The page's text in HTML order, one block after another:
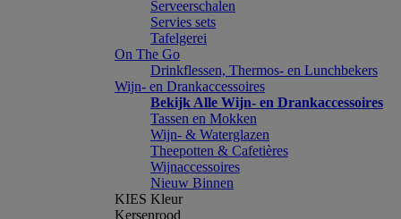
Serveerschalen
Servies sets
Tafelgerei
On The Go
Drinkflessen, Thermos- en Lunchbekers
Wijn- en Drankaccessoires
Bekijk Alle Wijn- en Drankaccessoires
Tassen en Mokken
Wijn- & Waterglazen
Theepotten & Cafetières
Wijnaccessoires
Nieuw Binnen
KIES Kleur
Kersenrood